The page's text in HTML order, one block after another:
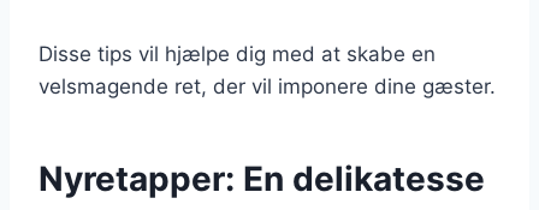
Disse tips vil hjælpe dig med at skabe en
velsmagende ret, der vil imponere dine gæster.
Nyretapper: En delikatesse